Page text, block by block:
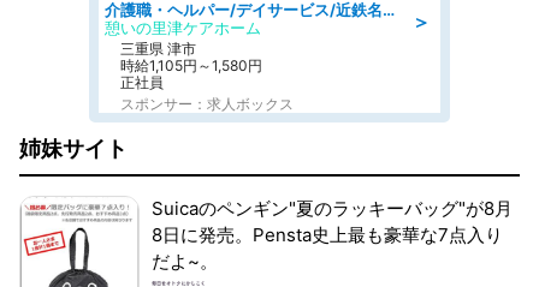
＞
介護職・ヘルパー/デイサービス/近鉄名古屋線 高田本山/津市/三重県
憩いの里津ケアホーム
三重県 津市
時給1,105円～1,580円
正社員
スポンサー：求人ボックス
姉妹サイト
Suicaのペンギン"夏のラッキーバッグ"が8月
8日に発売。Pensta史上最も豪華な7点入り
だよ~。